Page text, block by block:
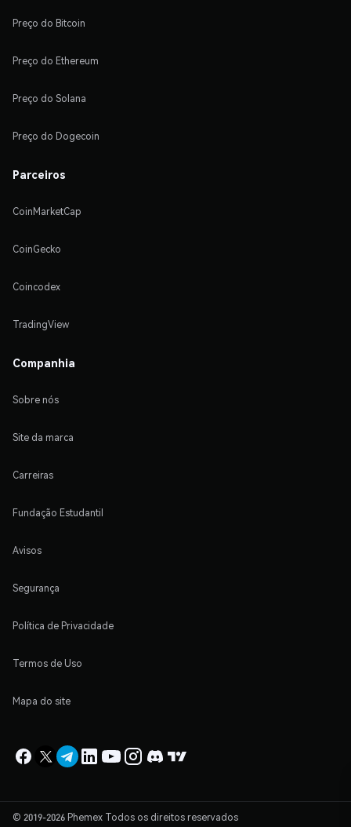
Preço do Bitcoin
Preço do Ethereum
Preço do Solana
Preço do Dogecoin
Parceiros
CoinMarketCap
CoinGecko
Coincodex
TradingView
Companhia
Sobre nós
Site da marca
Carreiras
Fundação Estudantil
Avisos
Segurança
Política de Privacidade
Termos de Uso
Mapa do site
© 2019-2026 Phemex Todos os direitos reservados